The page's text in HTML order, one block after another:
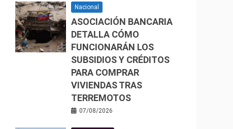
Nacional
ASOCIACIÓN BANCARIA
DETALLA CÓMO
FUNCIONARÁN LOS
SUBSIDIOS Y CRÉDITOS
PARA COMPRAR
VIVIENDAS TRAS
TERREMOTOS
07/08/2026